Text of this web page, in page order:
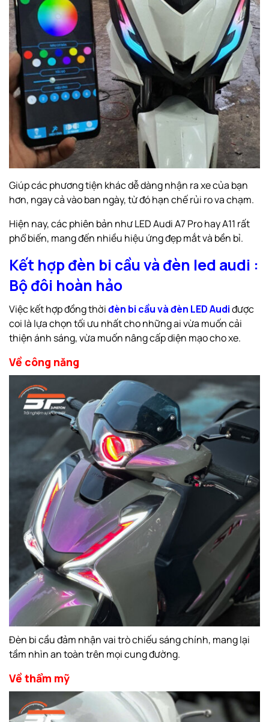
Giúp các phương tiện khác dễ dàng nhận ra xe của bạn
hơn, ngay cả vào ban ngày, từ đó hạn chế rủi ro va chạm.
Hiện nay, các phiên bản như LED Audi A7 Pro hay A11 rất
phổ biến, mang đến nhiều hiệu ứng đẹp mắt và bền bỉ.
Kết hợp đèn bi cầu và đèn led audi :
Bộ đôi hoàn hảo
Việc kết hợp đồng thờiđèn bi cầu và đèn LED Audiđược
coi là lựa chọn tối ưu nhất cho những ai vừa muốn cải
thiện ánh sáng, vừa muốn nâng cấp diện mạo cho xe.
Về công năng
Đèn bi cầu đảm nhận vai trò chiếu sáng chính, mang lại
tầm nhìn an toàn trên mọi cung đường.
Về thẩm mỹ